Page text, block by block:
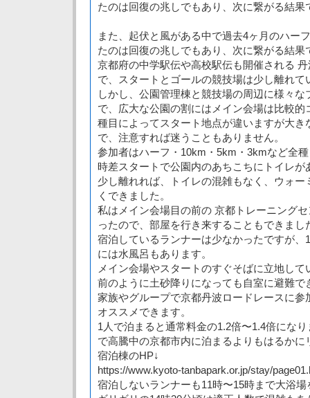
たのは回復の兆しでもあり、次に繋がる結果
また、起伏と風がある中で過去4ヶ月のハー
たのは回復の兆しでもあり、次に繋がる結果
京都府の中学駅伝や高校駅伝も開催される
で、スタートとゴールの競技場は少し離れて
しかし、公園管理棟と競技場の周辺に様々
で、広大な公園の割にはメイン会場は比較的
種目によってスタート地点が違いますが大き
で、注意すれば迷うこともありません。
参加者はハーフ・10km・5km・3kmなど全
時差スタートで公園内のあちこちにトイレが
少し離れれば、トイレの混雑もなく、ウォ
くできました。
私はメイン会場目の前の 京都トレーニング
ったので、部屋を行き来することもできまし
宿泊しているランナーは少なかったですが、
には水風呂もあります。
メイン会場やスタートのすぐそばに立地し
前のように土砂降りになっても自室に避難で
家族やグループで京都丹波ロードレースに参
オススメできます。
1人で泊まると通常料金の1.2倍〜1.4倍にな
で高騰中の京都市内に泊まるよりもはるかに
宿泊棟のHP↓
https://www.kyoto-tanbapark.or.jp/stay/
宿泊しないランナーも11時〜15時まで大浴